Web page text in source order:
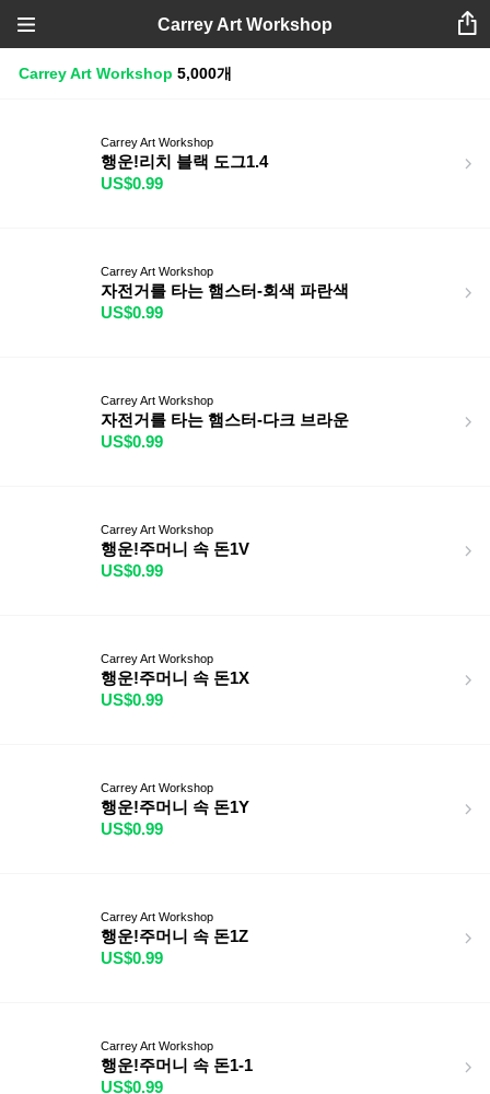
Carrey Art Workshop
Carrey Art Workshop 5,000개
Carrey Art Workshop
행운!리치 블랙 도그1.4
US$0.99
Carrey Art Workshop
자전거를 타는 햄스터-회색 파란색
US$0.99
Carrey Art Workshop
자전거를 타는 햄스터-다크 브라운
US$0.99
Carrey Art Workshop
행운!주머니 속 돈1V
US$0.99
Carrey Art Workshop
행운!주머니 속 돈1X
US$0.99
Carrey Art Workshop
행운!주머니 속 돈1Y
US$0.99
Carrey Art Workshop
행운!주머니 속 돈1Z
US$0.99
Carrey Art Workshop
행운!주머니 속 돈1-1
US$0.99